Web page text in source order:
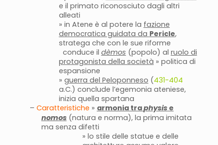
e il primato riconosciuto dagli altri
alleati
» in Atene è al potere la fazione
democratica guidata da Pericle,
stratega che con le sue riforme
conduce il dèmos (popolo) al ruolo di
protagonista della società » politica di
espansione
» guerra del Peloponneso (431-404
a.C.) conclude l’egemonia ateniese,
inizia quella spartana
– Caratteristiche » armonia traphysise
nomos(natura e norma), la prima imitata
ma senza difetti
» lo stile delle statue e delle